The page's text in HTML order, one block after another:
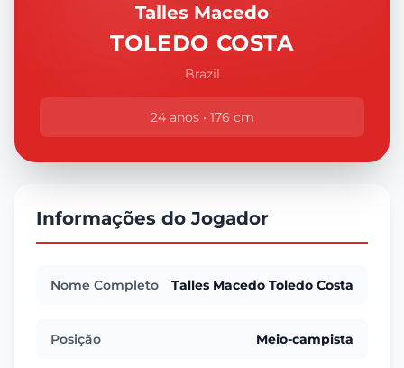
Talles Macedo
TOLEDO COSTA
Brazil
24 anos • 176 cm
Informações do Jogador
Nome Completo Talles Macedo Toledo Costa
Posição Meio-campista